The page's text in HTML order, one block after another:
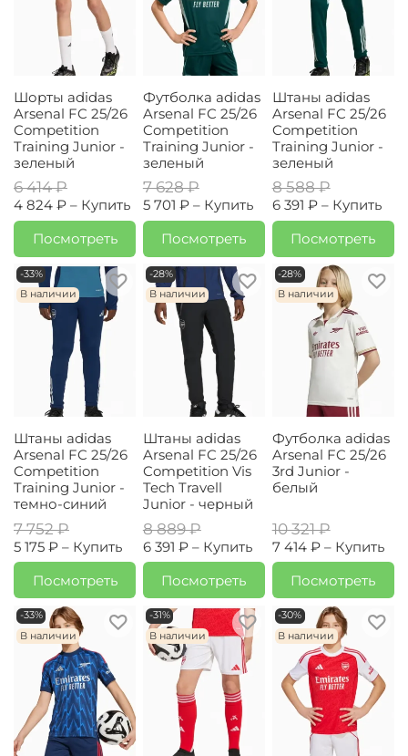
Шорты adidas
Arsenal FC 25/26
Competition
Training Junior -
зеленый
6 414 ₽
4 824 ₽ – Купить
Посмотреть
Футболка adidas
Arsenal FC 25/26
Competition
Training Junior -
зеленый
7 628 ₽
5 701 ₽ – Купить
Посмотреть
Штаны adidas
Arsenal FC 25/26
Competition
Training Junior -
зеленый
8 588 ₽
6 391 ₽ – Купить
Посмотреть
-33%
В наличии
Штаны adidas
Arsenal FC 25/26
Competition
Training Junior -
темно-синий
7 752 ₽
5 175 ₽ – Купить
Посмотреть
-28%
В наличии
Штаны adidas
Arsenal FC 25/26
Competition Vis
Tech Travell
Junior - черный
8 889 ₽
6 391 ₽ – Купить
Посмотреть
-28%
В наличии
Футболка adidas
Arsenal FC 25/26
3rd Junior -
белый
10 321 ₽
7 414 ₽ – Купить
Посмотреть
-33%
В наличии
-31%
В наличии
-30%
В наличии